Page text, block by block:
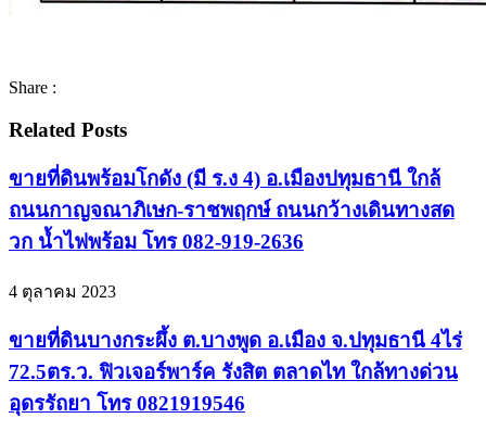
Share :
Related Posts
ขายที่ดินพร้อมโกดัง (มี ร.ง 4) อ.เมืองปทุมธานี ใกล้
ถนนกาญจณาภิเษก-ราชพฤกษ์ ถนนกว้างเดินทางสด
วก น้ำไฟพร้อม โทร 082-919-2636
4 ตุลาคม 2023
ขายที่ดินบางกระผึ้ง ต.บางพูด อ.เมือง จ.ปทุมธานี 4ไร่
72.5ตร.ว. ฟิวเจอร์พาร์ค รังสิต ตลาดไท ใกล้ทางด่วน
อุดรรัถยา โทร 0821919546